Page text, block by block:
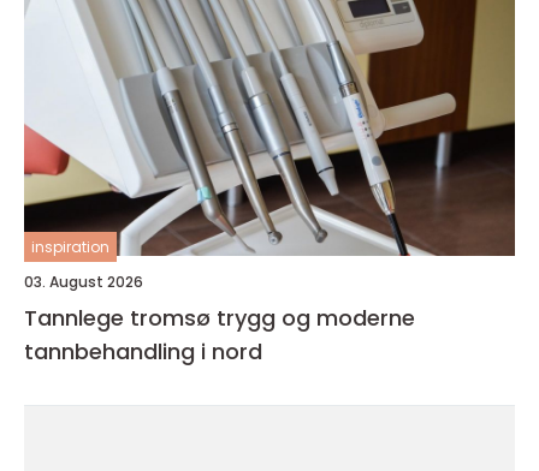
inspiration
03. August 2026
Tannlege tromsø trygg og moderne
tannbehandling i nord